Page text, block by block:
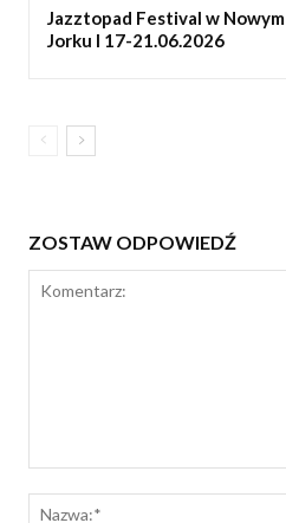
Jazztopad Festival w Nowym
Jorku l 17-21.06.2026
ZOSTAW ODPOWIEDŹ